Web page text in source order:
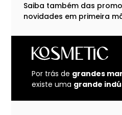
Saiba também das
novidades em primeira
Por trás de grandes
existe uma grande